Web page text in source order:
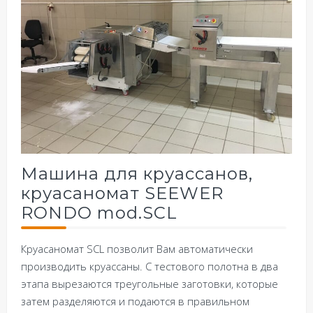
Машина для круассанов,
круасаномат SEEWER
RONDO mod.SCL
Круасаномат SCL позволит Вам автоматически
производить круассаны. С тестового полотна в два
этапа вырезаются треугольные заготовки, которые
затем разделяются и подаются в правильном